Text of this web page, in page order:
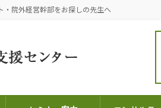
・院外経営幹部をお探しの先生へ